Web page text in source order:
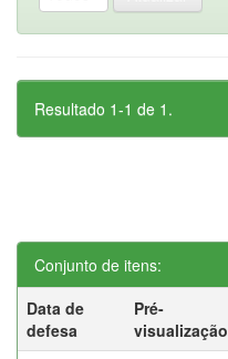
Resultado 1-1 de 1.
Conjunto de itens:
Data de
defesa
Pré-
visualização